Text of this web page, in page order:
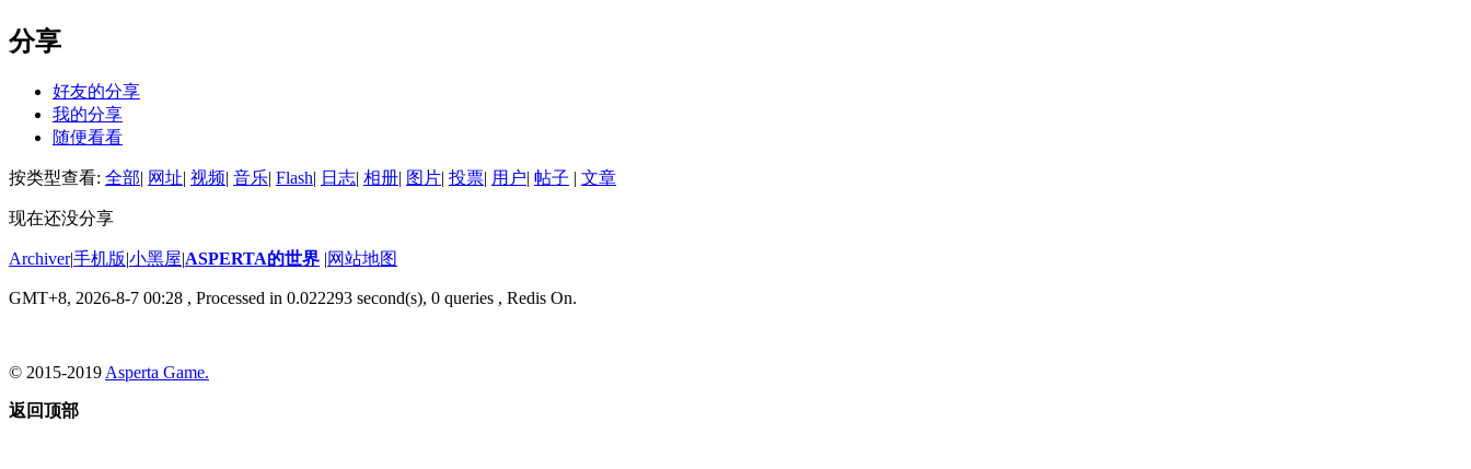
分享
好友的分享
我的分享
随便看看
按类型查看: 全部| 网址| 视频| 音乐| Flash| 日志| 相册| 图片| 投票| 用户| 帖子 | 文章
现在还没分享
Archiver|手机版|小黑屋|ASPERTA的世界 |网站地图
GMT+8, 2026-8-7 00:28 , Processed in 0.022293 second(s), 0 queries , Redis On.
© 2015-2019 Asperta Game.
返回顶部